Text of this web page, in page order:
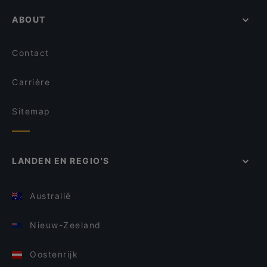
ABOUT
Contact
Carrière
Sitemap
LANDEN EN REGIO'S
Australië
Nieuw-Zeeland
Oostenrijk